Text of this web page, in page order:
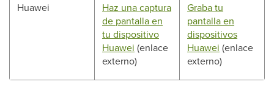
Huawei
Haz una captura
de pantalla en
tu dispositivo
Huawei (enlace
externo)
Graba tu
pantalla en
dispositivos
Huawei (enlace
externo)